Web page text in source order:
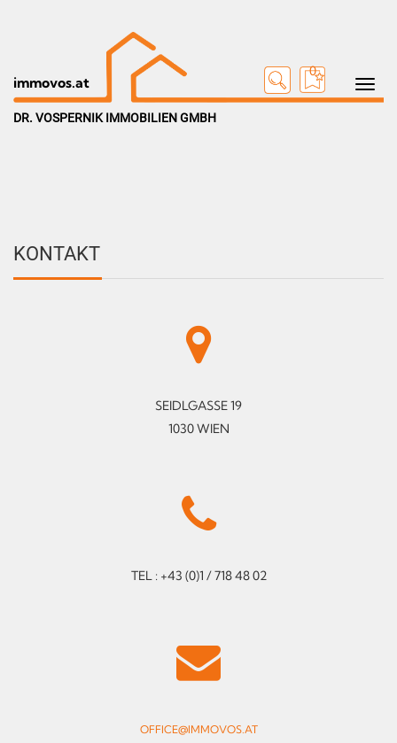
Toggle
immovos.at
0
DR. VOSPERNIK IMMOBILIEN GMBH
KONTAKT
SEIDLGASSE 19
1030 WIEN
TEL : +43 (0)1 / 718 48 02
OFFICE@IMMOVOS.AT